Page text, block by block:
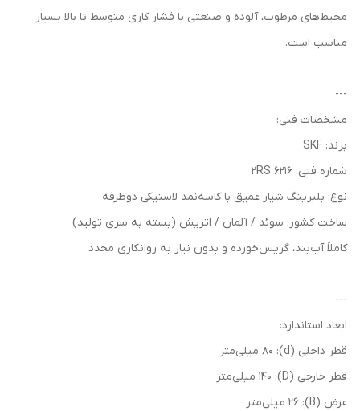
محیط‌های مرطوب، آلوده و صنعتی با فشار کاری متوسط تا بالا بسیار
مناسب است.
---
مشخصات فنی:
برند: SKF
شماره فنی: 6216 2RS
نوع: بلبرینگ شیار عمیق با کاسه‌نمد لاستیکی دوطرفه
ساخت کشور: سوئد / آلمان / اتریش (بسته به سری تولید)
کاملاً آب‌بند، گریس‌خورده و بدون نیاز به روانکاری مجدد
---
ابعاد استاندارد:
قطر داخلی (d): 80 میلی‌متر
قطر خارجی (D): 140 میلی‌متر
عرض (B): 26 میلی‌متر